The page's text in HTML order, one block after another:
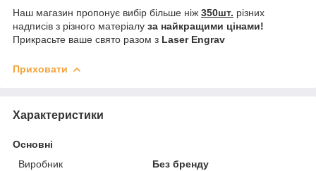
Наш магазин пропонує вибір більше ніж 350шт. різних
надписів з різного матеріалу за найкращими цінами!
Прикрасьте ваше свято разом з Laser Engrav
Приховати
Характеристики
Основні
Виробник
Без бренду